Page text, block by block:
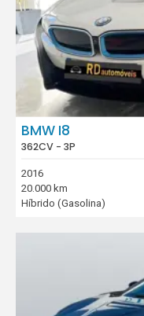
BMW I8
362CV - 3P
2016
20.000 km
Híbrido (Gasolina)